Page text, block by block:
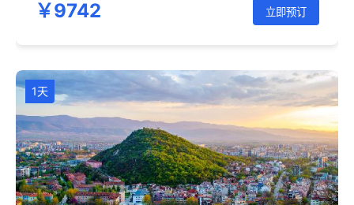
布杰约维采-维也纳
￥9742 立即预订
1天